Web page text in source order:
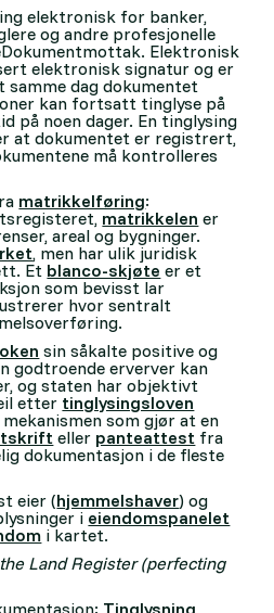
elektronisk for banker,
og andre profesjonelle
Elektronisk
elektronisk signatur og er
dag dokumentet
kan fortsatt tinglyse på
på noen dager. En tinglysing
at dokumentet er registrert,
må kontrolleres
matrikkelføring:
matrikkelen er
areal og bygninger.
, men har ulik juridisk
Et blanco-skjøte er et
som bevisst lar
hvor sentralt
sin såkalte positive og
godtroende erverver kan
og staten har objektivt
etter tinglysingsloven
mekanismen som gjør at en
eller panteattest fra
dokumentasjon i de fleste
eier (hjemmelshaver) og
i eiendomspanelet
i kartet.
Land Register (perfecting
Tinglysning